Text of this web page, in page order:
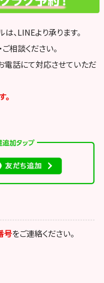
、LINEより承ります。
相談ください。
話にて対応させていただ
。
号をご連絡ください。